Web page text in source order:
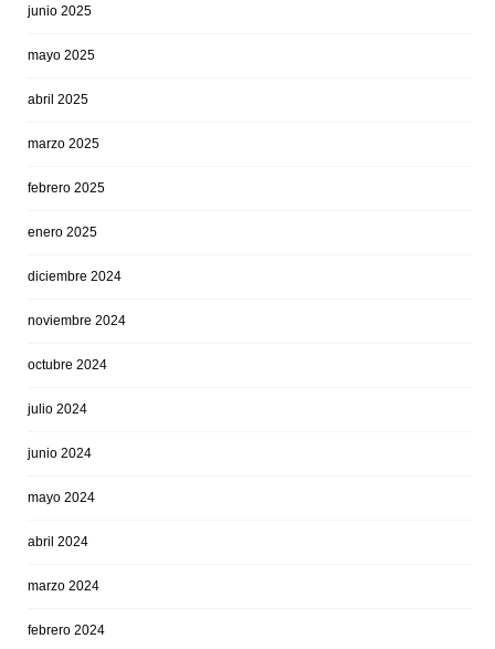
junio 2025
mayo 2025
abril 2025
marzo 2025
febrero 2025
enero 2025
diciembre 2024
noviembre 2024
octubre 2024
julio 2024
junio 2024
mayo 2024
abril 2024
marzo 2024
febrero 2024